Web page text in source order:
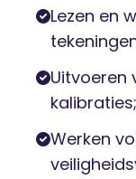
Lezen en
Uitvoeren
kalibraties;
Werken